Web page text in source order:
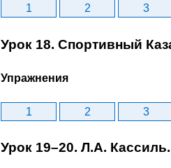
1 2 3
Урок 18. Спортивный
Упражнения
1 2 3
Урок 19–20. Л.А.